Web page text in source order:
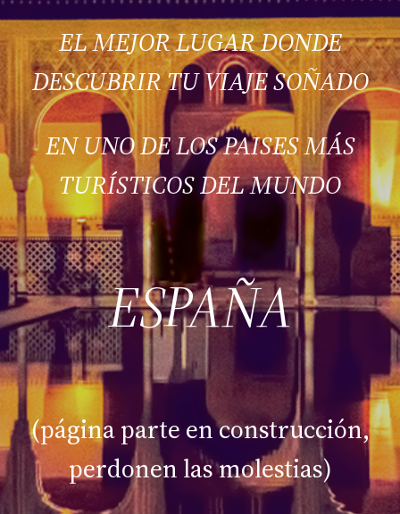
EL MEJOR LUGAR DONDE
DESCUBRIR TU VIAJE SOÑADO
EN UNO DE LOS PAISES MÁS
TURÍSTICOS DEL MUNDO
ESPAÑA
(página parte en construcción,
perdonen las molestias)